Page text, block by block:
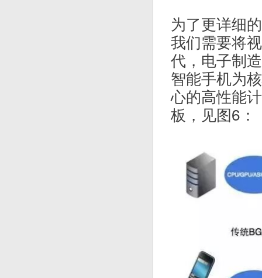
为了更详细
我们需要将
代，电子制
智能手机为
心的高性能
板，见图6：